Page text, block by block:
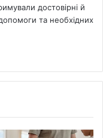
достовірні й
та необхідних